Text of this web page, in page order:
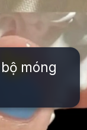
móng